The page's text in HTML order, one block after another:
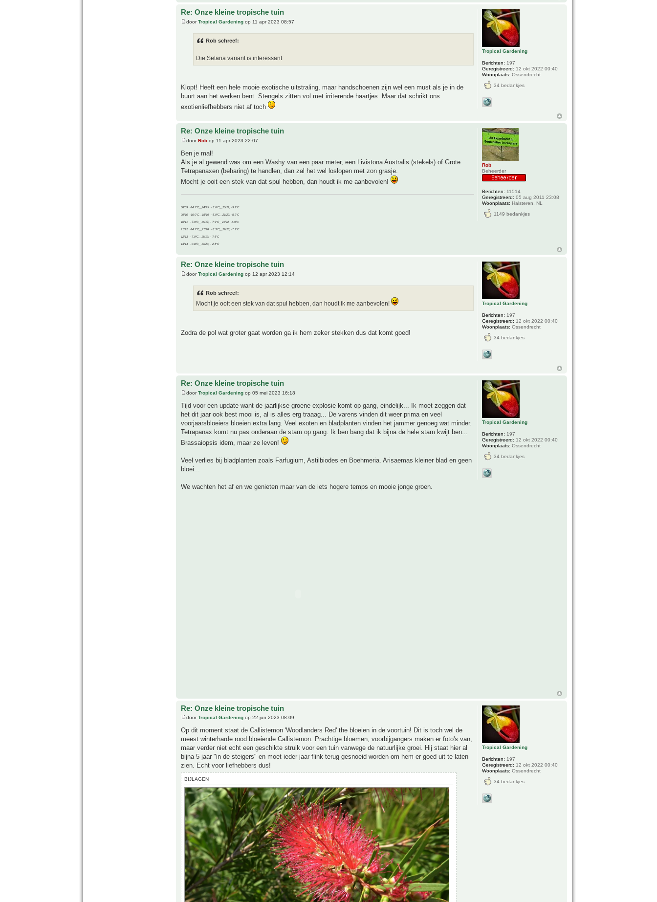
Re: Onze kleine tropische tuin
doorTropical Gardening op 11 apr 2023 08:57
Rob schreef:
Die Setaria variant is interessant
Klopt! Heeft een hele mooie exotische uitstraling, maar handschoenen zijn wel een must als je in de
buurt aan het werken bent. Stengels zitten vol met irriterende haartjes. Maar dat schrikt ons
exotienliefhebbers niet af toch
Tropical Gardening
Berichten: 197
Geregistreerd: 12 okt 2022 00:40
Woonplaats: Ossendrecht
34 bedankjes
Re: Onze kleine tropische tuin
doorRob op 11 apr 2023 22:07
Ben je mal!
Als je al gewend was om een Washy van een paar meter, een Livistona Australis (stekels) of Grote
Tetrapanaxen (beharing) te handlen, dan zal het wel loslopen met zon grasje.
Mocht je ooit een stek van dat spul hebben, dan houdt ik me aanbevolen!
08/09, -14.7°C__14/15, - 3.6°C__20/21, -9.1°C
09/10, -10.0°C__15/16, - 5.9°C__21/22, -5.2°C
10/11, - 7.9°C__16/17, - 7.9°C__21/22, -6.9°C
11/12, -14.7°C__17/18, - 8.3°C__22/23, -7.1°C
12/13, - 7.9°C__18/19, - 7.5°C
13/14, - 0.8°C__19/20, - 2.8°C
Rob
Beheerder
Berichten: 11514
Geregistreerd: 05 aug 2011 23:08
Woonplaats: Halsteren, NL
1149 bedankjes
Re: Onze kleine tropische tuin
doorTropical Gardening op 12 apr 2023 12:14
Rob schreef:
Mocht je ooit een stek van dat spul hebben, dan houdt ik me aanbevolen!
Zodra de pol wat groter gaat worden ga ik hem zeker stekken dus dat komt goed!
Tropical Gardening
Berichten: 197
Geregistreerd: 12 okt 2022 00:40
Woonplaats: Ossendrecht
34 bedankjes
Re: Onze kleine tropische tuin
doorTropical Gardening op 05 mei 2023 16:18
Tijd voor een update want de jaarlijkse groene explosie komt op gang, eindelijk... Ik moet zeggen dat
het dit jaar ook best mooi is, al is alles erg traaag... De varens vinden dit weer prima en veel
voorjaarsbloeiers bloeien extra lang. Veel exoten en bladplanten vinden het jammer genoeg wat minder.
Tetrapanax komt nu pas onderaan de stam op gang. Ik ben bang dat ik bijna de hele stam kwijt ben...
Brassaiopsis idem, maar ze leven!
Veel verlies bij bladplanten zoals Farfugium, Astilbiodes en Boehmeria. Arisaemas kleiner blad en geen
bloei...
We wachten het af en we genieten maar van de iets hogere temps en mooie jonge groen.
Tropical Gardening
Berichten: 197
Geregistreerd: 12 okt 2022 00:40
Woonplaats: Ossendrecht
34 bedankjes
Re: Onze kleine tropische tuin
doorTropical Gardening op 22 jun 2023 08:09
Op dit moment staat de Callistemon 'Woodlanders Red' the bloeien in de voortuin! Dit is toch wel de
meest winterharde rood bloeiende Callistemon. Prachtige bloemen, voorbijgangers maken er foto's van,
maar verder niet echt een geschikte struik voor een tuin vanwege de natuurlijke groei. Hij staat hier al
bijna 5 jaar "in de steigers" en moet ieder jaar flink terug gesnoeid worden om hem er goed uit te laten
zien. Echt voor liefhebbers dus!
BIJLAGEN
Tropical Gardening
Berichten: 197
Geregistreerd: 12 okt 2022 00:40
Woonplaats: Ossendrecht
34 bedankjes